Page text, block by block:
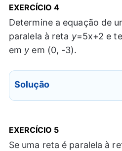
EXERCÍCIO 4
Determine a equação de
paralela à reta y=5x+2 e
em y em (0, -3).
Solução
EXERCÍCIO 5
Se uma reta é paralela à